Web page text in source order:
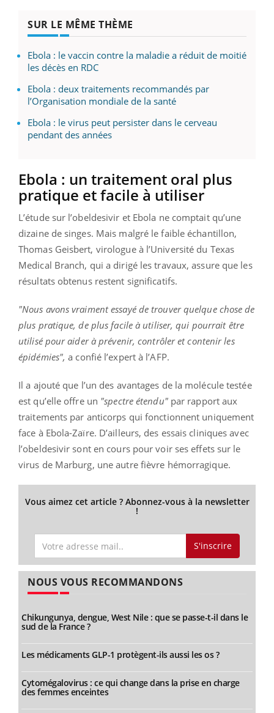
SUR LE MÊME THÈME
Ebola : le vaccin contre la maladie a réduit de moitié
les décès en RDC
Ebola : deux traitements recommandés par
l’Organisation mondiale de la santé
Ebola : le virus peut persister dans le cerveau
pendant des années
Ebola : un traitement oral plus
pratique et facile à utiliser
L’étude sur l’obeldesivir et Ebola ne comptait qu’une
dizaine de singes. Mais malgré le faible échantillon,
Thomas Geisbert, virologue à l’Université du Texas
Medical Branch, qui a dirigé les travaux, assure que les
résultats obtenus restent significatifs.
"Nous avons vraiment essayé de trouver quelque chose de
plus pratique, de plus facile à utiliser, qui pourrait être
utilisé pour aider à prévenir, contrôler et contenir les
épidémies", a confié l’expert à l’AFP.
Il a ajouté que l’un des avantages de la molécule testée
est qu’elle offre un "spectre étendu"par rapport aux
traitements par anticorps qui fonctionnent uniquement
face à Ebola-Zaïre. D’ailleurs, des essais cliniques avec
l’obeldesivir sont en cours pour voir ses effets sur le
virus de Marburg, une autre fièvre hémorragique.
Vous aimez cet article ? Abonnez-vous à la newsletter
!
S'inscrire
NOUS VOUS RECOMMANDONS
Chikungunya, dengue, West Nile : que se passe-t-il dans le
sud de la France ?
Les médicaments GLP-1 protègent-ils aussi les os ?
Cytomégalovirus : ce qui change dans la prise en charge
des femmes enceintes